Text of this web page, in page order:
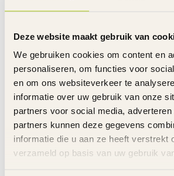
Deze website maakt gebruik van
We gebruiken cookies om content en
personaliseren, om functies voor
en om ons websiteverkeer te
informatie over uw gebruik van onze
partners voor social media,
partners kunnen deze gegevens
informatie die u aan ze heeft verstrekt
verzameld op basis van uw gebruik
Sliertjes
Gekleurd in de
Bagagedrager
Poppenzitje
Mandje
Voor - gevlochten
Reflectoren
Voor - achter en in
Stuurhoogte
Verstelbaar
Zadelhoogte
Verstelbaar
Gewicht product
9 kg
Voor gemonteerd
85%
Inclusief
Handleiding